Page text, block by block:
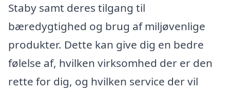
Staby samt deres tilgang til
bæredygtighed og brug af miljøvenlige
produkter. Dette kan give dig en bedre
følelse af, hvilken virksomhed der er den
rette for dig, og hvilken service der vil